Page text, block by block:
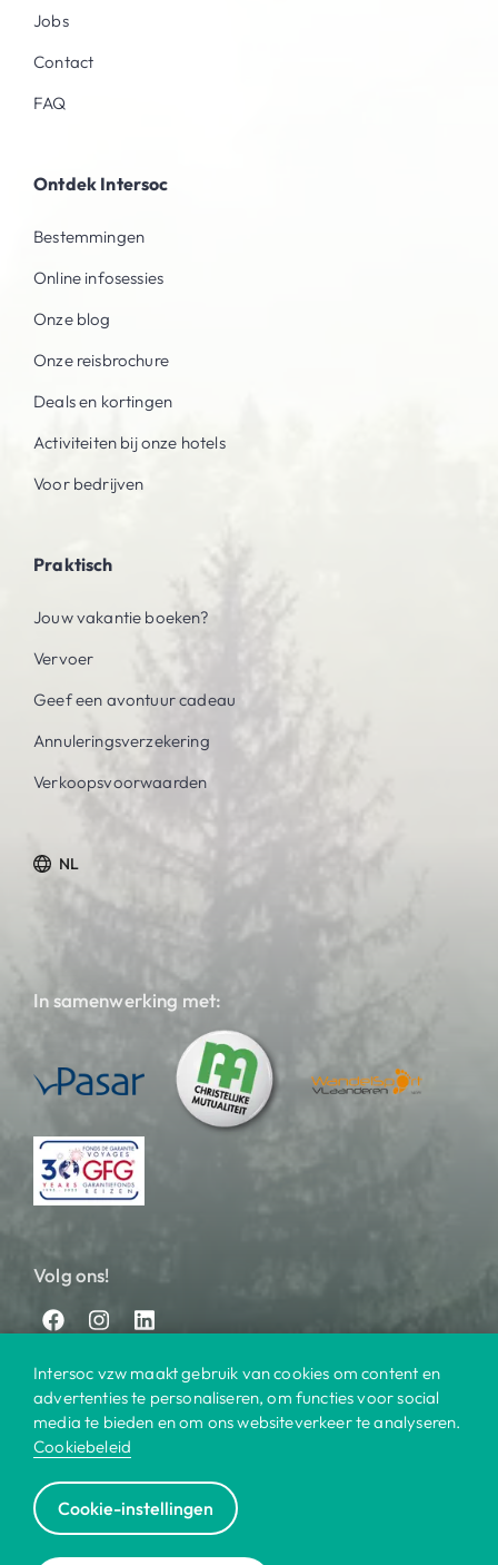
Jobs
Contact
FAQ
Ontdek Intersoc
Bestemmingen
Online infosessies
Onze blog
Onze reisbrochure
Deals en kortingen
Activiteiten bij onze hotels
Voor bedrijven
Praktisch
Jouw vakantie boeken?
Vervoer
Geef een avontuur cadeau
Annuleringsverzekering
Verkoopsvoorwaarden
NL
In samenwerking met:
Volg ons!
Bestemmingen | Contact
Cookiebeleid | Disclaimer |
Intersoc vzw maakt gebruik van cookies om content en
advertenties te personaliseren, om functies voor social
media te bieden en om ons websiteverkeer te analyseren.
Cookiebeleid
Cookie-instellingen